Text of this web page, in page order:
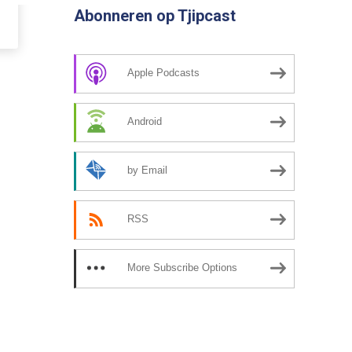
Abonneren op Tjipcast
Apple Podcasts
Android
by Email
RSS
More Subscribe Options